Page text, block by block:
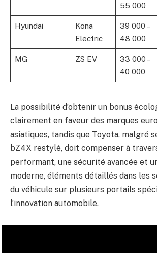
55 000
Hyundai
Kona
Electric
39 000 –
48 000
MG ZS EV
33 000 –
40 000
La possibilité d’obtenir un bonus
clairement en faveur des marques
asiatiques, tandis que Toyota, malgré
bZ4X restylé, doit compenser à
performant, une sécurité avancée et
moderne, éléments détaillés dans les
du véhicule sur plusieurs portails
l’innovation automobile.